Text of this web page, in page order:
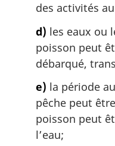
des activités
d) les eaux ou
poisson peut
débarqué,
e) la période
pêche peut
poisson peut
l’eau;